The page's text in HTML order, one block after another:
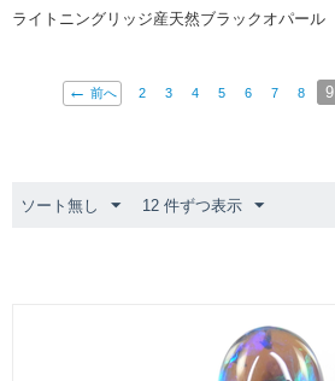
ライトニングリッジ産天然ブラックオパール
前へ 2 3 4 5 6 7 8 9
ソート無し 12 件ずつ表示